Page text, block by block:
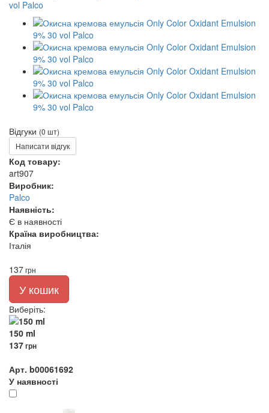
Відгуки (0 шт)
Написати відгук
Код товару:
art907
Виробник:
Palco
Наявність:
Є в наявності
Країна виробництва:
Італія
137грн
У кошик
Виберіть:
150 ml
137грн
Арт. b00061692
У наявності